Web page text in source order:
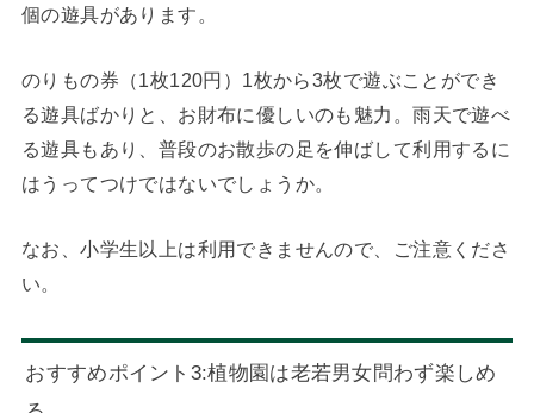
個の遊具があります。
のりもの券（1枚120円）1枚から3枚で遊ぶことができ
る遊具ばかりと、お財布に優しいのも魅力。雨天で遊べ
る遊具もあり、普段のお散歩の足を伸ばして利用するに
はうってつけではないでしょうか。
なお、小学生以上は利用できませんので、ご注意くださ
い。
おすすめポイント3:植物園は老若男女問わず楽しめ